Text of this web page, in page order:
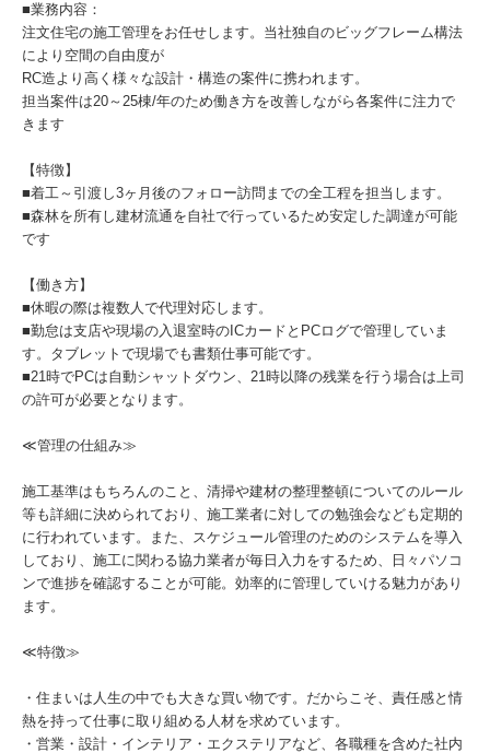
■業務内容：
注文住宅の施工管理をお任せします。当社独自のビッグフレーム構法
により空間の自由度が
RC造より高く様々な設計・構造の案件に携われます。
担当案件は20～25棟/年のため働き方を改善しながら各案件に注力で
きます
【特徴】
■着工～引渡し3ヶ月後のフォロー訪問までの全工程を担当します。
■森林を所有し建材流通を自社で行っているため安定した調達が可能
です
【働き方】
■休暇の際は複数人で代理対応します。
■勤怠は支店や現場の入退室時のICカードとPCログで管理していま
す。タブレットで現場でも書類仕事可能です。
■21時でPCは自動シャットダウン、21時以降の残業を行う場合は上司
の許可が必要となります。
≪管理の仕組み≫
施工基準はもちろんのこと、清掃や建材の整理整頓についてのルール
等も詳細に決められており、施工業者に対しての勉強会なども定期的
に行われています。また、スケジュール管理のためのシステムを導入
しており、施工に関わる協力業者が毎日入力をするため、日々パソコ
ンで進捗を確認することが可能。効率的に管理していける魅力があり
ます。
≪特徴≫
・住まいは人生の中でも大きな買い物です。だからこそ、責任感と情
熱を持って仕事に取り組める人材を求めています。
・営業・設計・インテリア・エクステリアなど、各職種を含めた社内